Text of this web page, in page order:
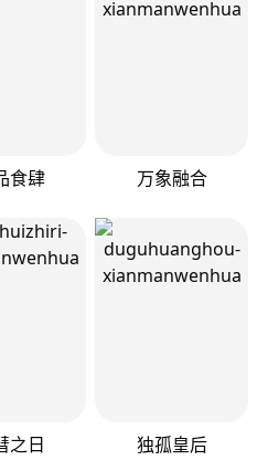
食肆 万象融合
之日 独孤皇后